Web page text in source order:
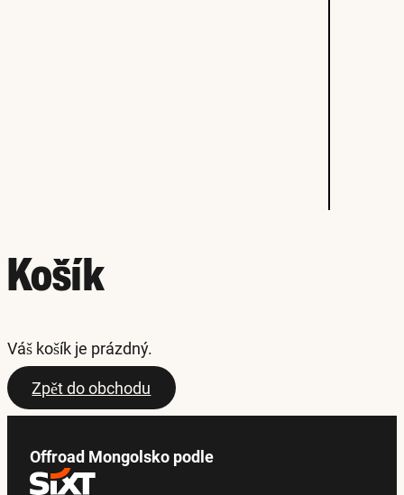
Košík
Váš košík je prázdný.
Zpět do obchodu
Offroad Mongolsko podle